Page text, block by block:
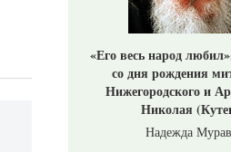
«Его весь народ
со дня рождения
Нижегородского и
Николая
Надежда